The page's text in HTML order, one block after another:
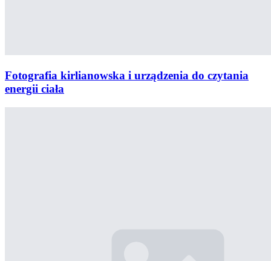
Fotografia kirlianowska i urządzenia do czytania
energii ciała